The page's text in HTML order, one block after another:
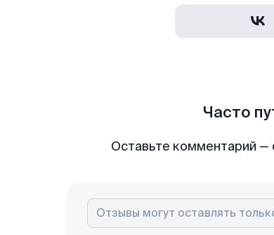
Часто
Оставьте комментарий —